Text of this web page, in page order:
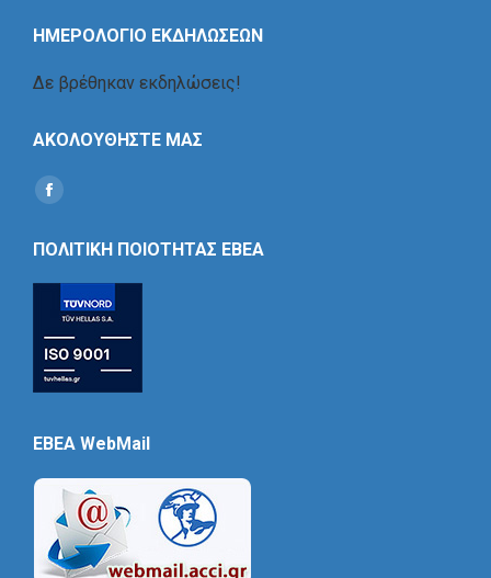
ΗΜΕΡΟΛΟΓΙΟ ΕΚΔΗΛΩΣΕΩΝ
Δε βρέθηκαν εκδηλώσεις!
ΑΚΟΛΟΥΘΗΣΤΕ ΜΑΣ
Find us on:
Social
ΠΟΛΙΤΙΚΗ ΠΟΙΟΤΗΤΑΣ ΕΒΕΑ
EBEA WebMail